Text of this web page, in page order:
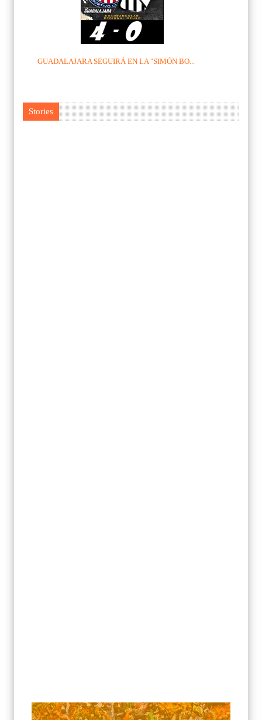
GUADALAJARA SEGUIRÁ EN LA "SIMÓN BO...
Stories